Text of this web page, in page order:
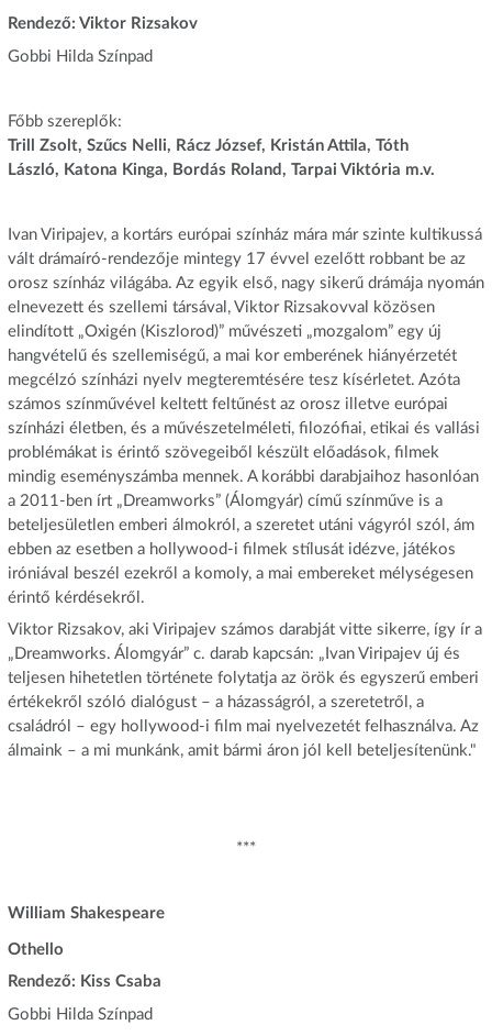
Rendező: Viktor Rizsakov
Gobbi Hilda Színpad
Főbb szereplők:
Trill Zsolt, Szűcs Nelli, Rácz József, Kristán Attila, Tóth
László, Katona Kinga, Bordás Roland, Tarpai Viktória m.v.
Ivan Viripajev, a kortárs európai színház mára már szinte kultikussá
vált drámaíró-rendezője mintegy 17 évvel ezelőtt robbant be az
orosz színház világába. Az egyik első, nagy sikerű drámája nyomán
elnevezett és szellemi társával, Viktor Rizsakovval közösen
elindított „Oxigén (Kiszlorod)” művészeti „mozgalom” egy új
hangvételű és szellemiségű, a mai kor emberének hiányérzetét
megcélzó színházi nyelv megteremtésére tesz kísérletet. Azóta
számos színművével keltett feltűnést az orosz illetve európai
színházi életben, és a művészetelméleti, filozófiai, etikai és vallási
problémákat is érintő szövegeiből készült előadások, filmek
mindig eseményszámba mennek. A korábbi darabjaihoz hasonlóan
a 2011-ben írt „Dreamworks” (Álomgyár) című színműve is a
beteljesületlen emberi álmokról, a szeretet utáni vágyról szól, ám
ebben az esetben a hollywood-i filmek stílusát idézve, játékos
iróniával beszél ezekről a komoly, a mai embereket mélységesen
érintő kérdésekről.
Viktor Rizsakov, aki Viripajev számos darabját vitte sikerre, így ír a
„Dreamworks. Álomgyár” c. darab kapcsán: „Ivan Viripajev új és
teljesen hihetetlen története folytatja az örök és egyszerű emberi
értékekről szóló dialógust – a házasságról, a szeretetről, a
családról – egy hollywood-i film mai nyelvezetét felhasználva. Az
álmaink – a mi munkánk, amit bármi áron jól kell beteljesítenünk."
***
William Shakespeare
Othello
Rendező: Kiss Csaba
Gobbi Hilda Színpad